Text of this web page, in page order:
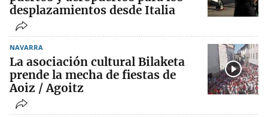
desplazamientos desde Italia
NAVARRA
La asociación cultural Bilaketa
prende la mecha de fiestas de
Aoiz / Agoitz